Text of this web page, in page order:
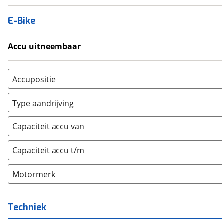
E-Bike
Accu uitneembaar
Nee, vast (0)
Accupositie
Bagagedrager (0)
Frame (0 )
Vloer (0
Achterbank (0)
Kofferbak (0)
Overig (0)
Type aandrijving
Achterwiel (0)
Trapas
Voorwiel
Capaciteit accu van
Capaciteit accu t/m
Motormerk
Bosch (20)
Yamaha
Stromer (0)
Techniek